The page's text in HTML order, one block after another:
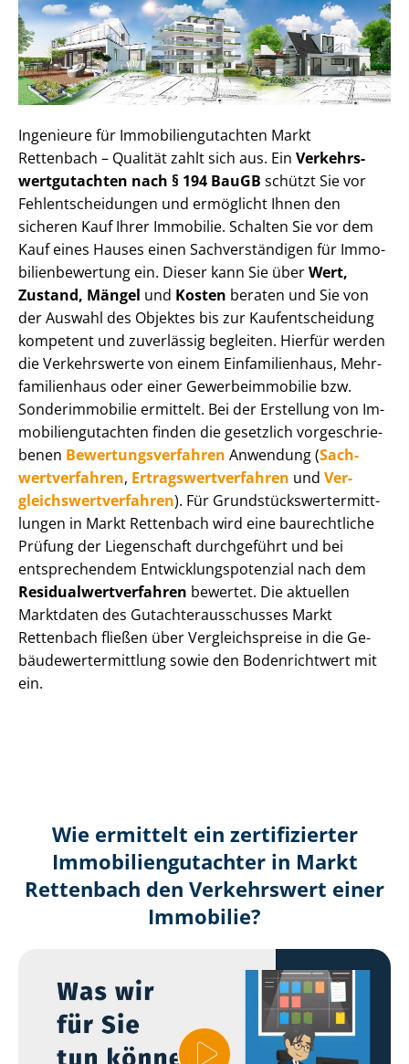
Ingenieure für Im­mo­bi­li­en­gut­ach­ten Markt
Rettenbach – Qualität zahlt sich aus. Ein Ver­kehrs­
wert­gut­ach­ten nach § 194 BauGB schützt Sie vor
Fehl­ent­schei­dun­gen und ermöglicht Ihnen den
sicheren Kauf Ihrer Immobilie. Schalten Sie vor dem
Kauf eines Hauses einen Sach­ver­stän­di­gen für Im­mo­
bi­li­en­be­wer­tung ein. Dieser kann Sie überWert,
Zustand, Mängel und Kosten beraten und Sie von
der Auswahl des Objektes bis zur Kauf­ent­schei­dung
kompetent und zuverlässig begleiten. Hierfür werden
die Verkehrswerte von einem Einfamilienhaus, Mehr­
fa­mi­li­en­haus oder einer Ge­wer­be­im­mo­bi­lie bzw.
Sonderimmobilie ermittelt. Bei der Erstellung von Im­
mo­bi­li­en­gut­ach­ten finden die gesetzlich vor­ge­schrie­
be­nen Be­wer­tungs­ver­fah­ren Anwendung (Sach­
wert­ver­fah­ren, Er­trags­wert­ver­fah­ren und Ver­
gleichs­wert­ver­fah­ren). Für Grund­stücks­wert­ermitt­
lun­gen in Markt Rettenbach wird eine baurechtliche
Prüfung der Liegenschaft durchgeführt und bei
entsprechendem Ent­wick­lungs­po­ten­zi­al nach dem
Re­si­du­al­wert­ver­fah­ren bewertet. Die aktuellen
Marktdaten des Gut­ach­ter­aus­schus­ses Markt
Rettenbach fließen über Ver­gleichs­prei­se in die Ge­
bäu­de­wert­ermitt­lung sowie den Bodenrichtwert mit
ein.
Wie ermittelt ein zertifizierter
Immobilien­gutachter in Markt
Rettenbach den Verkehrswert einer
Immobilie?